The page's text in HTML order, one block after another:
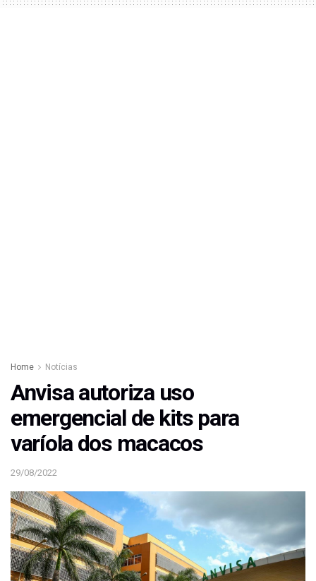
Home Notícias
Anvisa autoriza uso
emergencial de kits para
varíola dos macacos
29/08/2022